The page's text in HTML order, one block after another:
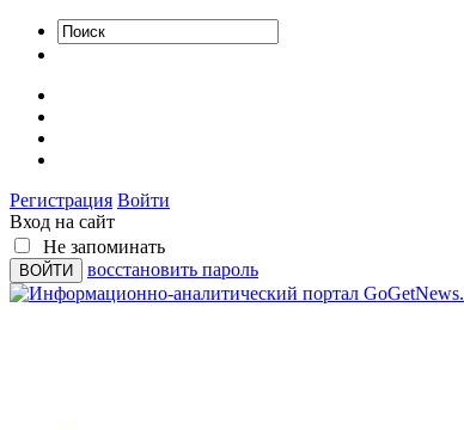
Регистрация Войти
Вход на сайт
Не запоминать
восстановить пароль